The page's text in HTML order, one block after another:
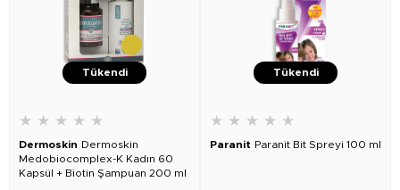
Tükendi
★ ★ ★ ★ ★
Dermoskin Dermoskin
Medobiocomplex-K Kadın 60
Kapsül + Biotin Şampuan 200 ml
Tükendi
★ ★ ★ ★ ★
Paranit Paranit Bit Spreyi 100 ml